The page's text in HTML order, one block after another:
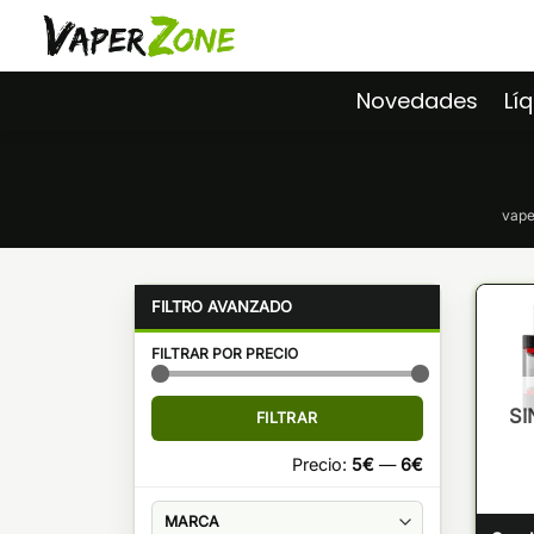
Saltar
contenido
Novedades
FILTRAR POR PRECIO
Precio
Precio
FILTRAR
Precio: 5€—6€